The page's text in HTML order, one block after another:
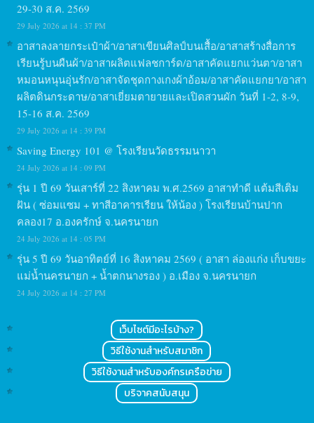
29-30 ส.ค. 2569
29 July 2026 at 14 : 37 PM
อาสาลงลายกระเป๋าผ้า/อาสาเขียนศิลป์บนเสื้อ/อาสาสร้างสื่อการ
เรียนรู้บนผืนผ้า/อาสาผลิตแฟลชการ์ด/อาสาคัดแยกแว่นตา/อาสา
หมอนหนุนอุ่นรัก/อาสาจัดชุดกางเกงผ้าอ้อม/อาสาคัดแยกยา/อาสา
ผลิตดินกระดาษ/อาสาเยี่ยมตายายและเปิดสวนผัก วันที่ 1-2, 8-9,
15-16 ส.ค. 2569
29 July 2026 at 14 : 39 PM
Saving Energy 101 @ โรงเรียนวัดธรรมนาวา
24 July 2026 at 14 : 09 PM
รุ่น 1 ปี 69 วันเสาร์ที่ 22 สิงหาคม พ.ศ.2569 อาสาทำดี แต้มสีเติม
ฝัน ( ซ่อมแซม + ทาสีอาคารเรียน ให้น้อง ) โรงเรียนบ้านปาก
คลอง17 อ.องครักษ์ จ.นครนายก
24 July 2026 at 14 : 05 PM
รุ่น 5 ปี 69 วันอาทิตย์ที่ 16 สิงหาคม 2569 ( อาสา ล่องแก่ง เก็บขยะ
แม่น้ำนครนายก + น้ำตกนางรอง ) อ.เมือง จ.นครนายก
24 July 2026 at 14 : 27 PM
เว็บไซต์มีอะไรบ้าง?
วิธีใช้งานสำหรับสมาชิก
วิธีใช้งานสำหรับองค์กรเครือข่าย
บริจาคสนับสนุน